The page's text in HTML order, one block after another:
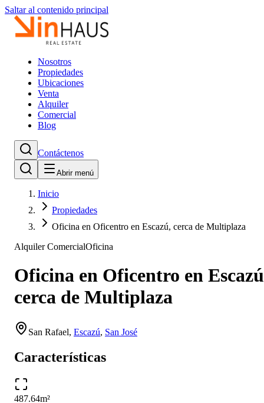
Saltar al contenido principal
Nosotros
Propiedades
Ubicaciones
Venta
Alquiler
Comercial
Blog
Contáctenos
Abrir menú
Inicio
Propiedades
Oficina en Oficentro en Escazú, cerca de Multiplaza
Alquiler ComercialOficina
Oficina en Oficentro en
cerca de Multiplaza
San Rafael, Escazú, San José
Características
487.64m²